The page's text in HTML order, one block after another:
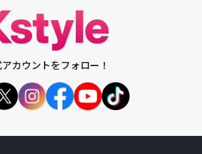
カウントをフォロー！